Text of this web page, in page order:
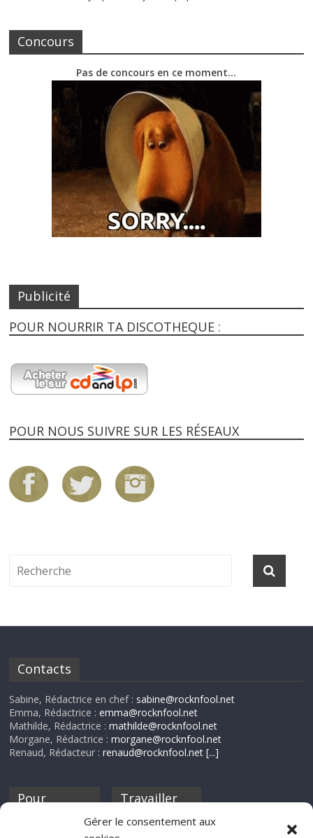
Gérer le consentement aux
Concours
Pas de concours en ce moment…
Publicité
POUR NOURRIR TA DISCOTHEQUE :
POUR NOUS SUIVRE SUR LES RÉSEAUX
Contacts
Sabine, Rédactrice en chef : sabine@rocknfool.net
Emma, Rédactrice :emma@rocknfool.net
Mathilde, Rédactrice :mathilde@rocknfool.net
Morgane, Rédactrice :morgane@rocknfool.net
Renaud, Rédacteur :renaud@rocknfool.net [...]
Pour
discothèque
Travailler